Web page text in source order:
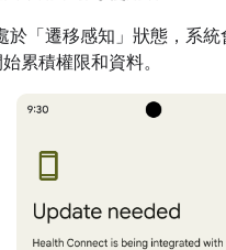
於「遷移感知」狀態，系
累積權限和資料。